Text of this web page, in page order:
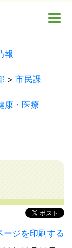
報
市民課
康・医療
ージを印刷する